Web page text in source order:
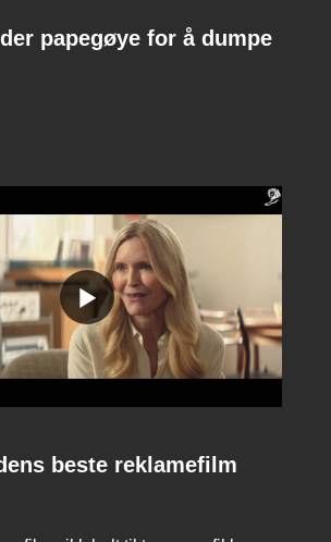
papegøye for å dumpe
beste reklamefilm